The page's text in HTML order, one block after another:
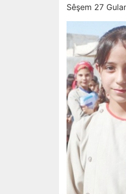
Sêşem 27